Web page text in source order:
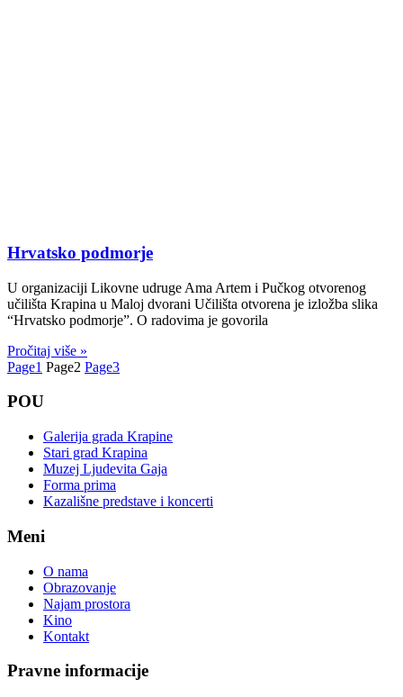
Hrvatsko podmorje
U organizaciji Likovne udruge Ama Artem i Pučkog otvorenog
učilišta Krapina u Maloj dvorani Učilišta otvorena je izložba slika
“Hrvatsko podmorje”. O radovima je govorila
Pročitaj više »
Page1 Page2 Page3
POU
Galerija grada Krapine
Stari grad Krapina
Muzej Ljudevita Gaja
Forma prima
Kazališne predstave i koncerti
Meni
O nama
Obrazovanje
Najam prostora
Kino
Kontakt
Pravne informacije